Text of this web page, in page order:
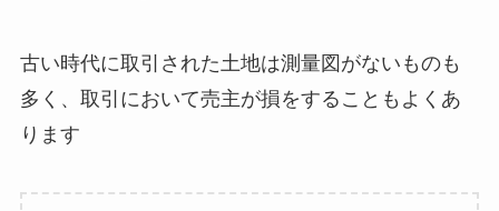
古い時代に取引された土地は測量図がないものも
多く、取引において売主が損をすることもよくあ
ります